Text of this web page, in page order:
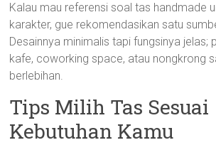
Kalau mau referensi soal tas handmade
karakter, gue rekomendasikan satu
Desainnya minimalis tapi fungsinya jelas;
kafe, coworking space, atau nongkrong
berlebihan.
Tips Milih Tas Sesuai
Kebutuhan Kamu